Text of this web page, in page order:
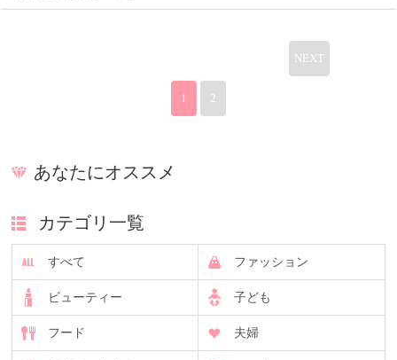
1 2
NEXT
あなたにオススメ
カテゴリ一覧
すべて ファッション
ビューティー 子ども
フード 夫婦